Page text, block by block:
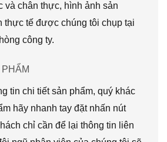
và chân thực, hình ảnh sản
thực tế được chúng tôi chụp tại
công ty.
PHẨM
tin chi tiết sản phẩm, quý khác
hãy nhanh tay đặt nhấn nút
chỉ cần để lại thông tin liên